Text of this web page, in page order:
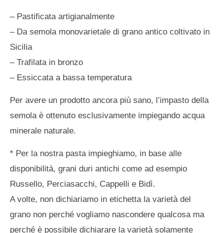
– Pastificata artigianalmente
– Da semola monovarietale di grano antico coltivato in
Sicilia
– Trafilata in bronzo
– Essiccata a bassa temperatura
Per avere un prodotto ancora più sano, l’impasto della
semola è ottenuto esclusivamente impiegando acqua
minerale naturale.
* Per la nostra pasta impieghiamo, in base alle
disponibilità, grani duri antichi come ad esempio
Russello, Perciasacchi, Cappelli e Bidì.
A volte, non dichiariamo in etichetta la varietà del
grano non perché vogliamo nascondere qualcosa ma
perché è possibile dichiarare la varietà solamente